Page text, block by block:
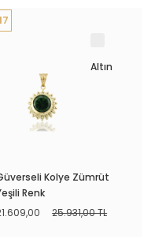
Altın
Kolye Zümrüt
Renk
25.931,00 TL